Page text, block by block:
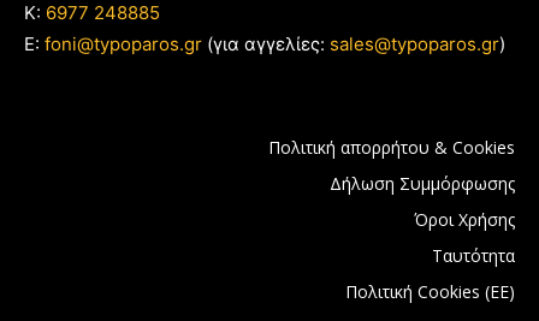
Κ: 6977 248885
E: foni@typoparos.gr (για αγγελίες: sales@typoparos.gr)
Πολιτική απορρήτου & Cookies
Δήλωση Συμμόρφωσης
Όροι Χρήσης
Ταυτότητα
Πολιτική Cookies (ΕΕ)